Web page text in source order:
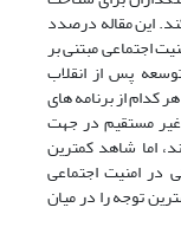
این مقاله درصدد
اجتماعی مبتنی بر
پس از انقلاب
کدام از برنامه های
غیر مستقیم در جهت
اما شاهد کمترین
در امنیت اجتماعی
توجه را در میان